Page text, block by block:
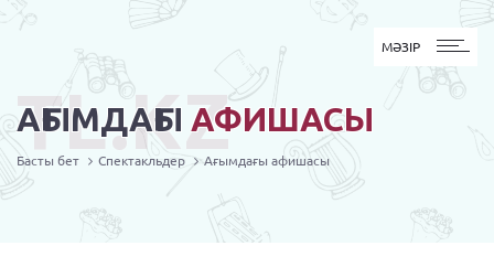
MӘЗІР
МӘЗІР
АҒЫМДАҒЫ АФИШАСЫ
TL.KZ
Басты бет Спектакльдер Ағымдағы афишасы